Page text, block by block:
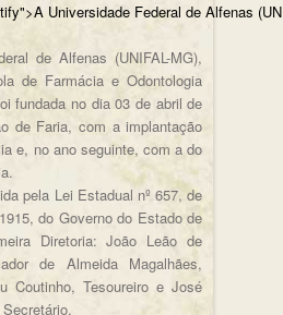
Universidade Federal
de Alfenas (UNIFAL-MG),
de Farmácia e Odontologia
fundada no dia 03 de abril de
de Faria, com a implantação
e, no ano seguinte, com a do
pela Lei Estadual nº 657, de
do Governo do Estado de
Diretoria: João Leão de
de Almeida Magalhães,
Coutinho, Tesoureiro e José